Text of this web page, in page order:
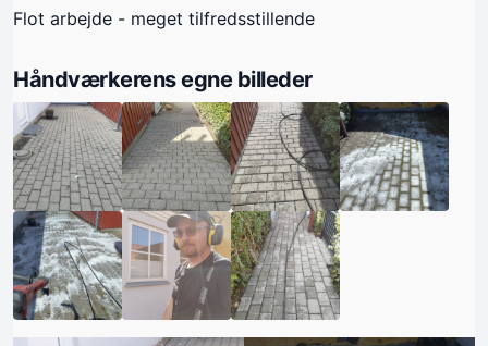
Flot arbejde - meget tilfredsstillende
Håndværkerens egne billeder